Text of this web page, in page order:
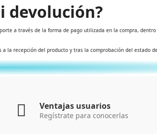
devolución?
a través de la forma de pago utilizada en la compra,
la recepción del producto y tras la comprobación del estado
Ventajas usuarios
Regístrate para conocerlas